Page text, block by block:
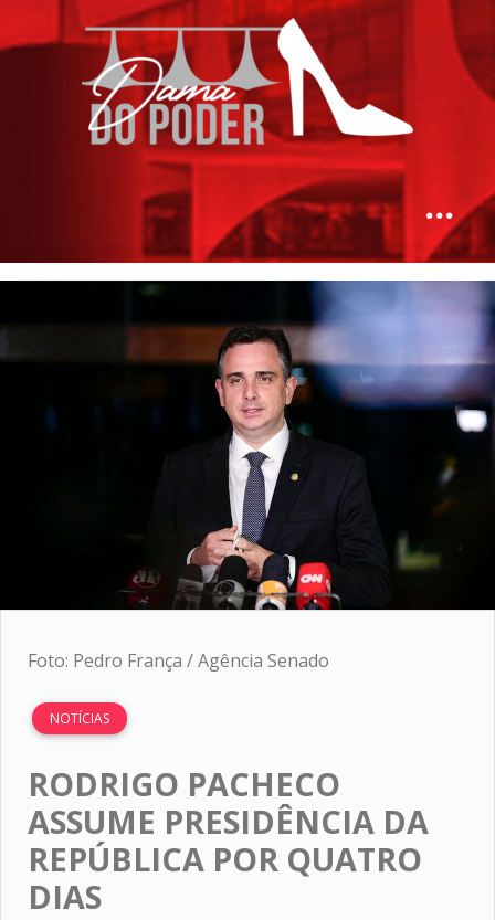
Foto: Pedro França / Agência Senado
NOTÍCIAS
RODRIGO PACHECO
ASSUME PRESIDÊNCIA DA
REPÚBLICA POR QUATRO
DIAS